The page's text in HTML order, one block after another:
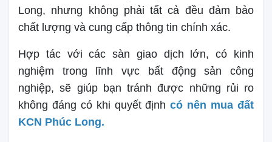
Long, nhưng không phải tất cả đều đảm bảo
chất lượng và cung cấp thông tin chính xác.
Hợp tác với các sàn giao dịch lớn, có kinh
nghiệm trong lĩnh vực bất động sản công
nghiệp, sẽ giúp bạn tránh được những rủi ro
không đáng có khi quyết địnhcó nên mua đất
KCN Phúc Long.